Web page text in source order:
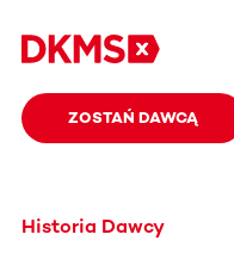
ZOSTAŃ DAWCĄ
Historia Dawcy